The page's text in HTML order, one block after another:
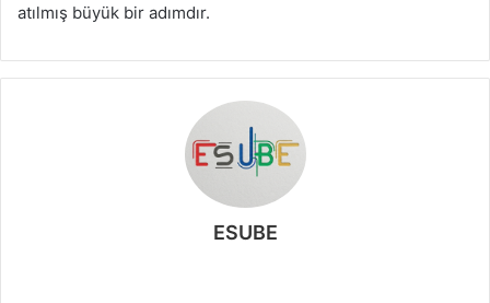
atılmış büyük bir adımdır.
ESUBE